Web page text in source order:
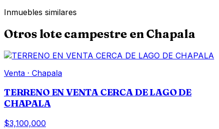
Inmuebles similares
Otros lote campestre en Chapala
Venta · Chapala
TERRENO EN VENTA CERCA DE LAGO DE
CHAPALA
$3,100,000